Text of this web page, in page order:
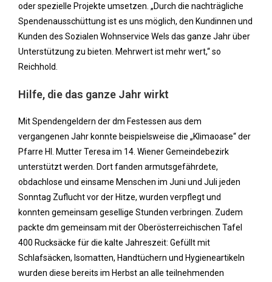
oder spezielle Projekte umsetzen. „Durch die nachträgliche
Spendenausschüttung ist es uns möglich, den Kundinnen und
Kunden des Sozialen Wohnservice Wels das ganze Jahr über
Unterstützung zu bieten. Mehrwert ist mehr wert,“ so
Reichhold.
Hilfe, die das ganze Jahr wirkt
Mit Spendengeldern der dm Festessen aus dem
vergangenen Jahr konnte beispielsweise die „Klimaoase“ der
Pfarre Hl. Mutter Teresa im 14. Wiener Gemeindebezirk
unterstützt werden. Dort fanden armutsgefährdete,
obdachlose und einsame Menschen im Juni und Juli jeden
Sonntag Zuflucht vor der Hitze, wurden verpflegt und
konnten gemeinsam gesellige Stunden verbringen. Zudem
packte dm gemeinsam mit der Oberösterreichischen Tafel
400 Rucksäcke für die kalte Jahreszeit: Gefüllt mit
Schlafsäcken, Isomatten, Handtüchern und Hygieneartikeln
wurden diese bereits im Herbst an alle teilnehmenden